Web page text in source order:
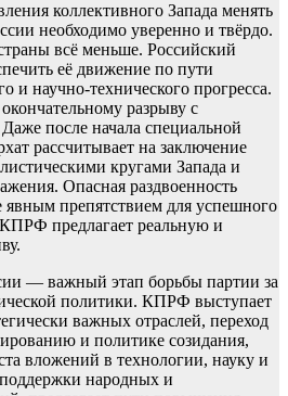
коллективного Запада менять
необходимо уверенно и твёрдо.
всё меньше. Российский
её движение по пути
и научно-технического прогресса.
разрыву с
после начала специальной
рассчитывает на заключение
кругами Запада и
Опасная раздвоенность
явным препятствием для успешного
предлагает реальную и
— важный этап борьбы партии за
политики. КПРФ выступает
важных отраслей, переход
и политике созидания,
вложений в технологии, науку и
поддержки народных и